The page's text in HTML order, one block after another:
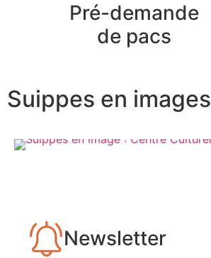
Pré-demande
de pacs
Suippes en images
Newsletter